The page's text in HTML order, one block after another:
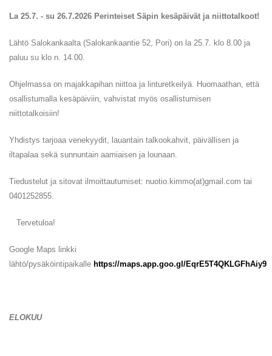
La 25.7. - su 26.7.2026 Perinteiset Säpin kesäpäivät ja niittotalkoot!
Lähtö Salokankaalta (Salokankaantie 52, Pori) on la 25.7. klo 8.00 ja
paluu su klo n. 14.00.
Ohjelmassa on majakkapihan niittoa ja linturetkeilyä. Huomaathan, että
osallistumalla kesäpäiviin, vahvistat myös osallistumisen
niittotalkoisiin!
Yhdistys tarjoaa venekyydit, lauantain talkookahvit, päivällisen ja
iltapalaa sekä sunnuntain aamiaisen ja lounaan.
Tiedustelut ja sitovat ilmoittautumiset: nuotio.kimmo(at)gmail.com tai
0401252855.
Tervetuloa!
Google Maps linkki
lähtö/pysäköintipaikalle https://maps.app.goo.gl/EqrE5T4QKLGFhAiy9
ELOKUU